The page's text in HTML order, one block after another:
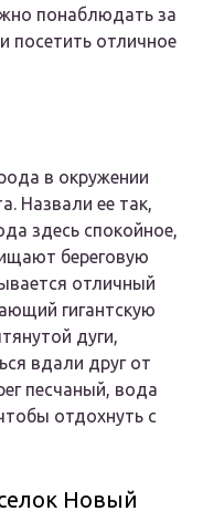
понаблюдать за
посетить отличное
в окружении
Назвали ее так,
здесь спокойное,
береговую
отличный
гигантскую
дуги,
вдали друг от
песчаный, вода
отдохнуть с
Новый